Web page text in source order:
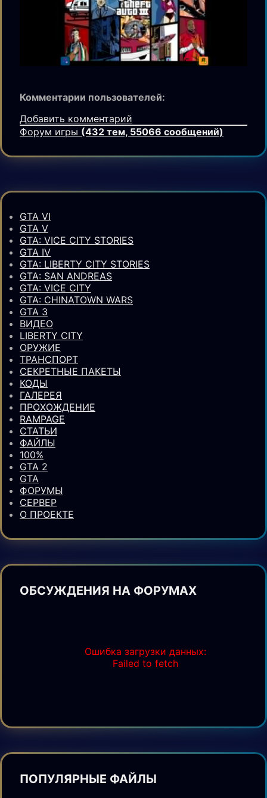
Комментарии пользователей:
Добавить комментарий
Форум игры (432 тем, 55066 сообщений)
GTA VI
GTA V
GTA: VICE CITY STORIES
GTA IV
GTA: LIBERTY CITY STORIES
GTA: SAN ANDREAS
GTA: VICE CITY
GTA: CHINATOWN WARS
GTA 3
ВИДЕО
LIBERTY CITY
ОРУЖИЕ
ТРАНСПОРТ
СЕКРЕТНЫЕ ПАКЕТЫ
КОДЫ
ГАЛЕРЕЯ
ПРОХОЖДЕНИЕ
RAMPAGE
СТАТЬИ
ФАЙЛЫ
100%
GTA 2
GTA
ФОРУМЫ
СЕРВЕР
О ПРОЕКТЕ
ОБСУЖДЕНИЯ НА ФОРУМАХ
Ошибка загрузки данных:
Failed to fetch
ПОПУЛЯРНЫЕ ФАЙЛЫ